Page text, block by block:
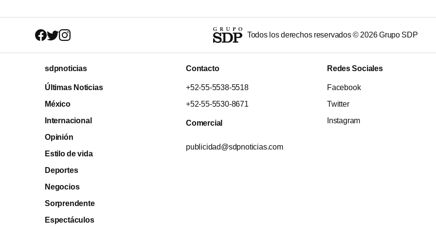
Todos los derechos reservados © 2026Grupo SDP
sdpnoticias
Últimas Noticias
México
Internacional
Opinión
Estilo de vida
Deportes
Negocios
Sorprendente
Espectáculos
Contacto
+52-55-5538-5518
+52-55-5530-8671
Comercial
publicidad@sdpnoticias.com
Redes Sociales
Facebook
Twitter
Instagram